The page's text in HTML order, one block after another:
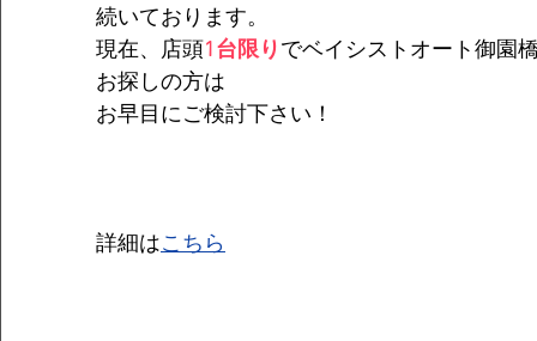
続いております。
現在、店頭1台限りでベイシストオート御園
お探しの方は
お早目にご検討下さい！
詳細はこちら